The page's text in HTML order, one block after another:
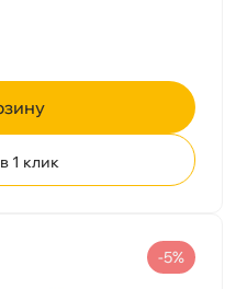
1 клик
-5%